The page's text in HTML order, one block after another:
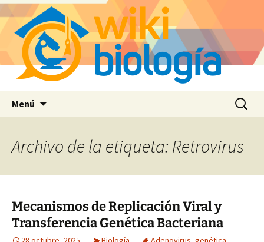
Menú Buscar:
Archivo de la etiqueta: Retrovirus
Mecanismos de Replicación Viral y
Transferencia Genética Bacteriana